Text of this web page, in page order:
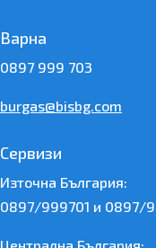
Варна
0897 999 703
burgas@bisbg.com
Сервизи
Източна България:
0897/999701 и 0897/